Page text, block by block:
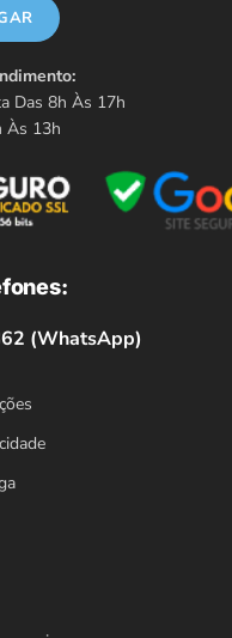
Das 8h Às 17h
Às 13h
(WhatsApp)